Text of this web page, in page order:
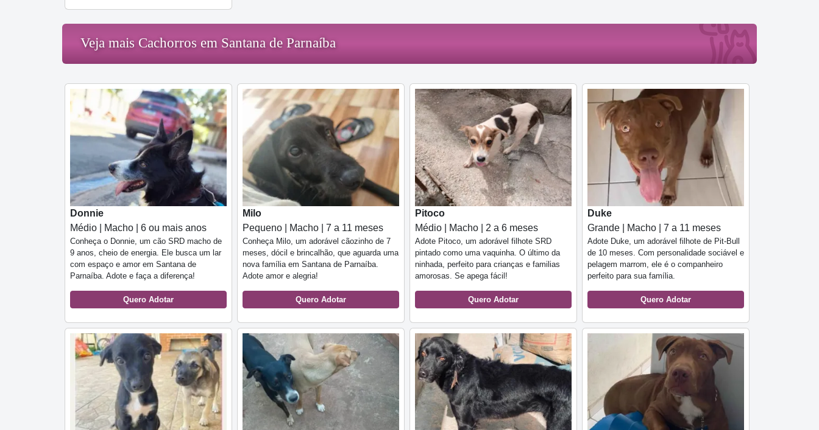
Veja mais Cachorros em Santana de Parnaíba
Donnie
Médio | Macho | 6 ou mais anos
Conheça o Donnie, um cão SRD macho de
9 anos, cheio de energia. Ele busca um lar
com espaço e amor em Santana de
Parnaíba. Adote e faça a diferença!
Quero Adotar
Milo
Pequeno | Macho | 7 a 11 meses
Conheça Milo, um adorável cãozinho de 7
meses, dócil e brincalhão, que aguarda uma
nova família em Santana de Parnaíba.
Adote amor e alegria!
Quero Adotar
Pitoco
Médio | Macho | 2 a 6 meses
Adote Pitoco, um adorável filhote SRD
pintado como uma vaquinha. O último da
ninhada, perfeito para crianças e familias
amorosas. Se apega fácil!
Quero Adotar
Duke
Grande | Macho | 7 a 11 meses
Adote Duke, um adorável filhote de Pit-Bull
de 10 meses. Com personalidade sociável e
pelagem marrom, ele é o companheiro
perfeito para sua família.
Quero Adotar